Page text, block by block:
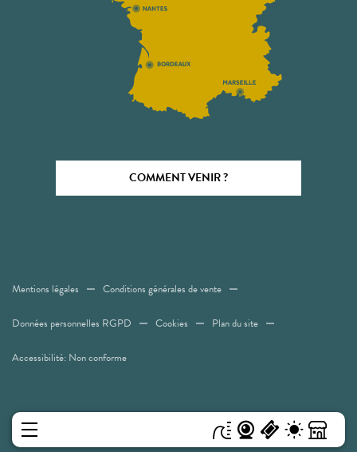
COMMENT VENIR ?
Mentions légales Conditions générales de vente
Données personnelles RGPD Cookies Plan du site
Accessibilité: Non conforme